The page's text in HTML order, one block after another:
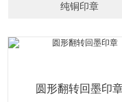
纯铜印章
圆形翻转回墨印